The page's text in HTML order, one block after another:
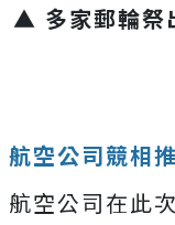
▲ 多家郵輪祭
航空公司競相
航空公司在此